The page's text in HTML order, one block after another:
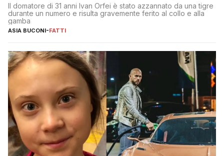
Il domatore di 31 anni Ivan Orfei è stato azzannato da una tigre
durante un numero e risulta gravemente ferito al collo e alla
gamba
ASIA BUCONI-FATTI